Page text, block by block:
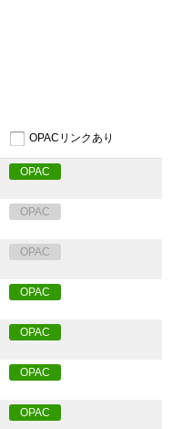
OPACリンクあり
OPAC
OPAC
OPAC
OPAC
OPAC
OPAC
OPAC